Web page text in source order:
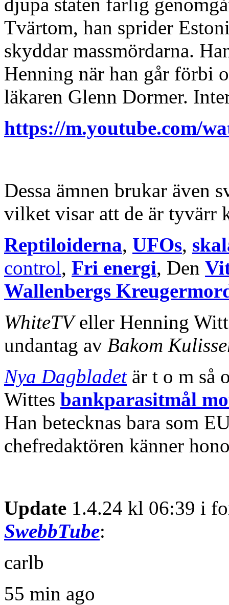
Tvärtom, han sprider
skyddar massmördarna.
Henning när han går förbi
läkaren Glenn Dormer.
https://m.youtube.com/
Dessa ämnen brukar även
vilket visar att de är tyvärr
Reptiloiderna, UFOs,
control, Fri energi, Den
Wallenbergs
WhiteTVeller Henning
undantag av Bakom
Nya Dagbladetär t o m så
Wittes bankparasitmål
Han betecknas bara som
chefredaktören känner
Update 1.4.24 kl 06:39 i
SwebbTube:
carlb
55 min ago